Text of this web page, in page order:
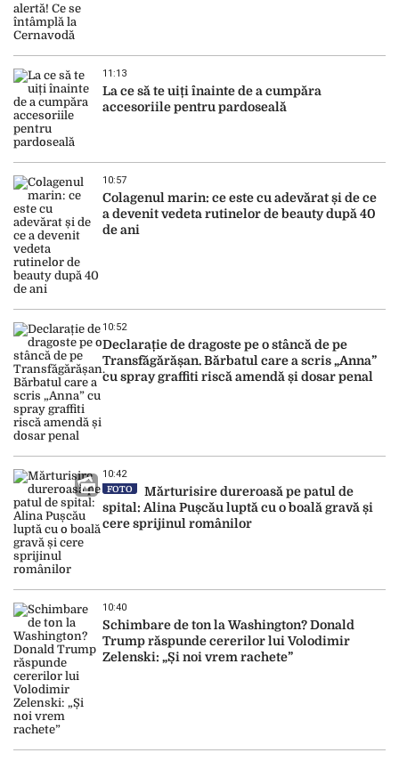
11:13
La ce să te uiți înainte de a cumpăra
accesoriile pentru pardoseală
10:57
Colagenul marin: ce este cu adevărat și de ce
a devenit vedeta rutinelor de beauty după 40
de ani
10:52
Declarație de dragoste pe o stâncă de pe
Transfăgărășan. Bărbatul care a scris „Anna”
cu spray graffiti riscă amendă și dosar penal
10:42
FOTO
Mărturisire dureroasă pe patul de
spital: Alina Pușcău luptă cu o boală gravă și
cere sprijinul românilor
10:40
Schimbare de ton la Washington? Donald
Trump răspunde cererilor lui Volodimir
Zelenski: „Și noi vrem rachete”